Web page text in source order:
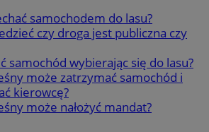
samochodem do lasu?
czy droga jest publiczna czy
samochód wybierając się do lasu?
może zatrzymać samochód i
kierowcę?
może nałożyć mandat?